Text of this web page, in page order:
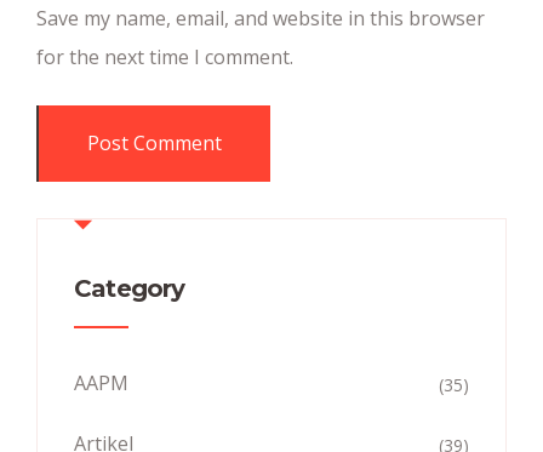
Save my name, email, and website in this browser
for the next time I comment.
Category
AAPM (35)
Artikel (39)